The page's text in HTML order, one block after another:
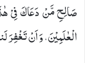
صَالِحِ مَّنْ دَعَاكَ فِیْ
الْعٰلَمِیْنَ، وَ اَنْ تَغْفِرَ